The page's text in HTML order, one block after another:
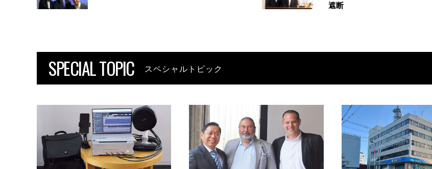
遮断
SPECIAL TOPIC スペシャルトピック